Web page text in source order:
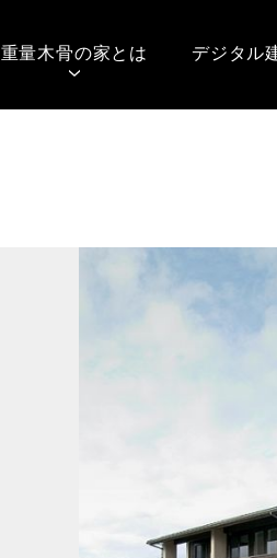
重量木骨の家とは デジタル